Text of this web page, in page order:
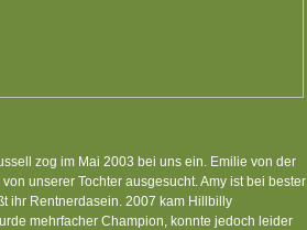
zog im Mai 2003 bei uns ein. Emilie von der
unserer Tochter ausgesucht. Amy ist bei bester
ihr Rentnerdasein. 2007 kam Hillbilly
mehrfacher Champion, konnte jedoch leider